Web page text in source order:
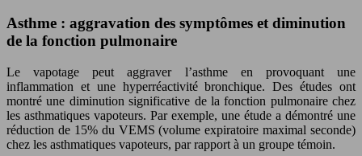
Asthme : aggravation des symptômes et diminution
de la fonction pulmonaire
Le vapotage peut aggraver l’asthme en provoquant une
inflammation et une hyperréactivité bronchique. Des études ont
montré une diminution significative de la fonction pulmonaire chez
les asthmatiques vapoteurs. Par exemple, une étude a démontré une
réduction de 15% du VEMS (volume expiratoire maximal seconde)
chez les asthmatiques vapoteurs, par rapport à un groupe témoin.